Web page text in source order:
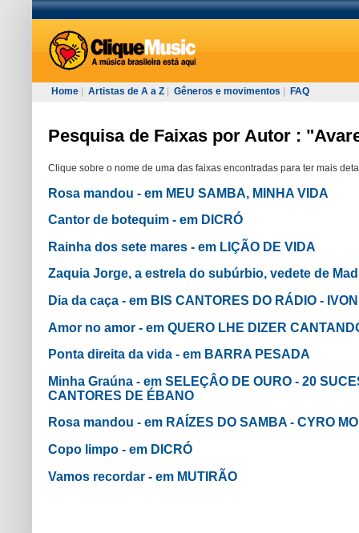
Home Artistas de A a Z Gêneros e movimentos FAQ
Pesquisa de Faixas por Autor :
Clique sobre o nome de uma das faixas encontradas para ter mais
Rosa mandou - em MEU SAMBA, MINHA VIDA
Cantor de botequim - em DICRÓ
Rainha dos sete mares - em LIÇÃO DE VIDA
Zaquia Jorge, a estrela do subúrbio, vedete de
Dia da caça - em BIS CANTORES DO RÁDIO -
Amor no amor - em QUERO LHE DIZER
Ponta direita da vida - em BARRA PESADA
Minha Graúna - em SELEÇÂO DE OURO - 20
CANTORES DE ÉBANO
Rosa mandou - em RAÍZES DO SAMBA - CYRO
Copo limpo - em DICRÓ
Vamos recordar - em MUTIRÃO